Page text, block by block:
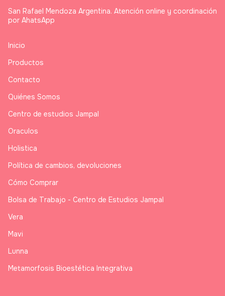
San Rafael Mendoza Argentina. Atención online y coordinación
por AhatsApp
Inicio
Productos
Contacto
Quiénes Somos
Centro de estudios Jampal
Oraculos
Holistica
Política de cambios, devoluciones
Cómo Comprar
Bolsa de Trabajo - Centro de Estudios Jampal
Vera
Mavi
Lunna
Metamorfosis Bioestética Integrativa